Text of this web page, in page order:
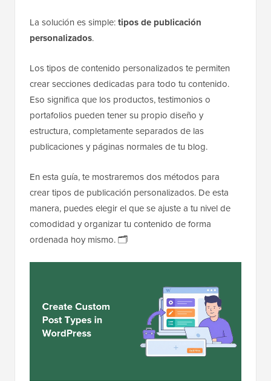
La solución es simple:tipos de publicación
personalizados.
Los tipos de contenido personalizados te permiten
crear secciones dedicadas para todo tu contenido.
Eso significa que los productos, testimonios o
portafolios pueden tener su propio diseño y
estructura, completamente separados de las
publicaciones y páginas normales de tu blog.
En esta guía, te mostraremos dos métodos para
crear tipos de publicación personalizados. De esta
manera, puedes elegir el que se ajuste a tu nivel de
comodidad y organizar tu contenido de forma
ordenada hoy mismo. 🗂️